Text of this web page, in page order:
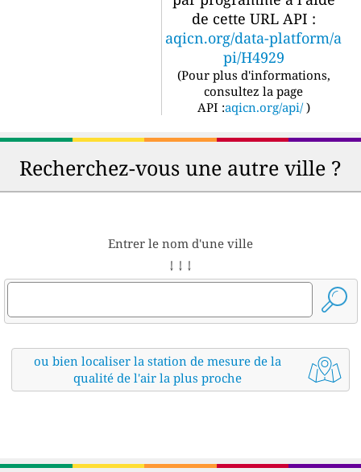
de cette URL API :
aqicn.org/data-platform/a
pi/H4929
(Pour plus d'informations,
consultez la page
API :aqicn.org/api/ )
Recherchez-vous une autre ville ?
Entrer le nom d'une ville
↓ ↓ ↓
ou bien localiser la station de mesure de la
qualité de l'air la plus proche